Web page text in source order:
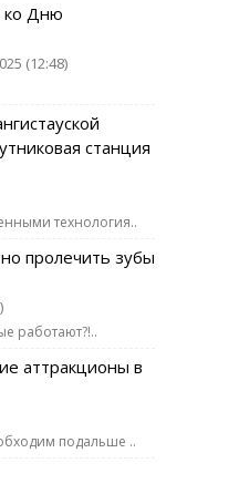
ко Дню
(12:48)
станция
технология..
пролечить зубы
работают?!..
аттракционы в
подальше ..